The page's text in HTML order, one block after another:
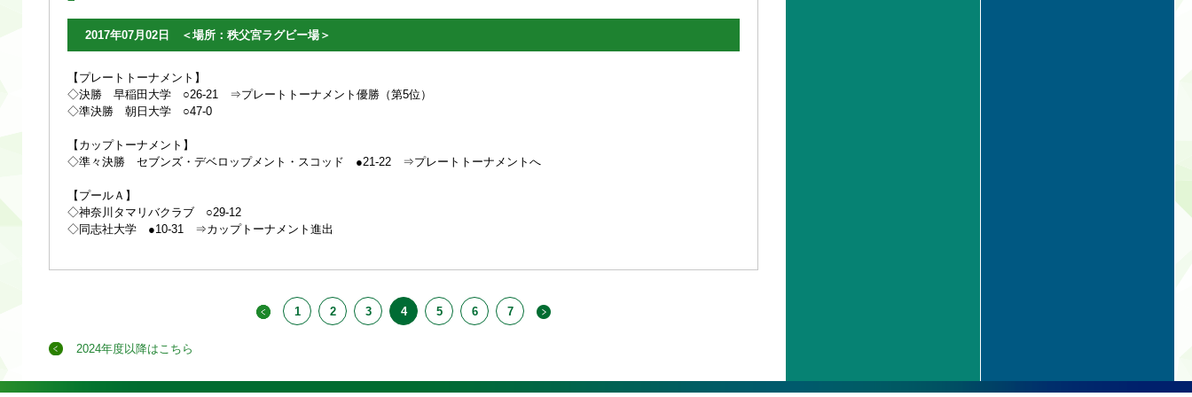
2017年07月02日 ＜場所：秩父宮ラグビー場＞
【プレートトーナメント】
◇決勝 早稲田大学 ○26-21 ⇒プレートトーナメント優勝（第5位）
◇準決勝 朝日大学 ○47-0
【カップトーナメント】
◇準々決勝 セブンズ・デベロップメント・スコッド ●21-22 ⇒プレートトーナメントへ
【プールＡ】
◇神奈川タマリバクラブ ○29-12
◇同志社大学 ●10-31 ⇒カップトーナメント進出
1 2 3 4 5 6 7
2024年度以降はこちら